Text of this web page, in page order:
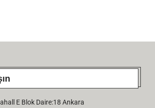
E Blok Daire:18 Ankara